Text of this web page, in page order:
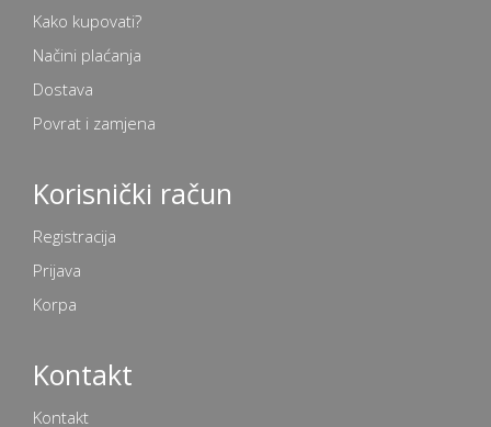
Kako kupovati?
Načini plaćanja
Dostava
Povrat i zamjena
Korisnički račun
Registracija
Prijava
Korpa
Kontakt
Kontakt